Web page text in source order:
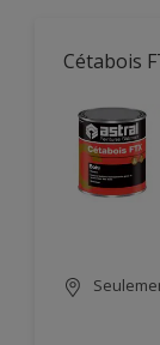
Cétabois